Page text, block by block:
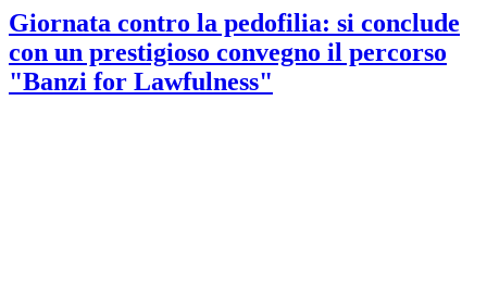
Giornata contro la pedofilia: si conclude
con un prestigioso convegno il percorso
"Banzi for Lawfulness"